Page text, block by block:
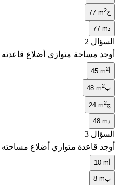
ج 77 m2
77 m
السؤال 2
أوجد مساحة متوازي أضلاع قاعدته
45 m2
ب 48 m2
ج 24 m2
48 m
السؤال 3
أوجد قاعدة متوازي أضلاع مساحته
10 m
ب8 m